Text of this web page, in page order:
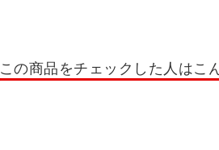
ロッカー 10人用 ロッカー 12人用 ロッ
この商品をチェックした人はこ